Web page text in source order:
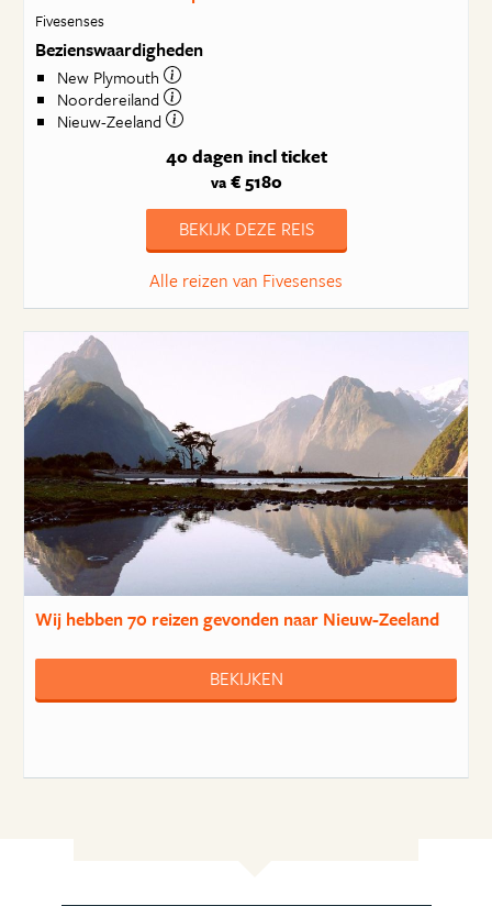
Fivesenses
Bezienswaardigheden
New Plymouth
Noordereiland
Nieuw-Zeeland
40 dagen incl ticket
va€ 5180
BEKIJK DEZE REIS
Alle reizen van Fivesenses
Wij hebben70 reizengevonden naar Nieuw-Zeeland
BEKIJKEN